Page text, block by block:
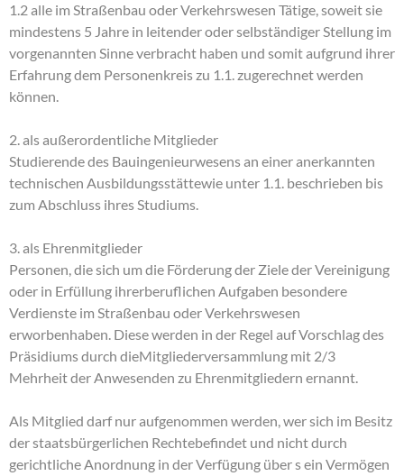
1.2 alle im Straßenbau oder Verkehrswesen Tätige, soweit sie
mindestens 5 Jahre in leitender oder selbständiger Stellung im
vorgenannten Sinne verbracht haben und somit aufgrund ihrer
Erfahrung dem Personenkreis zu 1.1. zugerechnet werden
können.
2. als außerordentliche Mitglieder
Studierende des Bauingenieurwesens an einer anerkannten
technischen Ausbildungsstättewie unter 1.1. beschrieben bis
zum Abschluss ihres Studiums.
3. als Ehrenmitglieder
Personen, die sich um die Förderung der Ziele der Vereinigung
oder in Erfüllung ihrerberuflichen Aufgaben besondere
Verdienste im Straßenbau oder Verkehrswesen
erworbenhaben. Diese werden in der Regel auf Vorschlag des
Präsidiums durch dieMitgliederversammlung mit 2/3
Mehrheit der Anwesenden zu Ehrenmitgliedern ernannt.
Als Mitglied darf nur aufgenommen werden, wer sich im Besitz
der staatsbürgerlichen Rechtebefindet und nicht durch
gerichtliche Anordnung in der Verfügung über s ein Vermögen